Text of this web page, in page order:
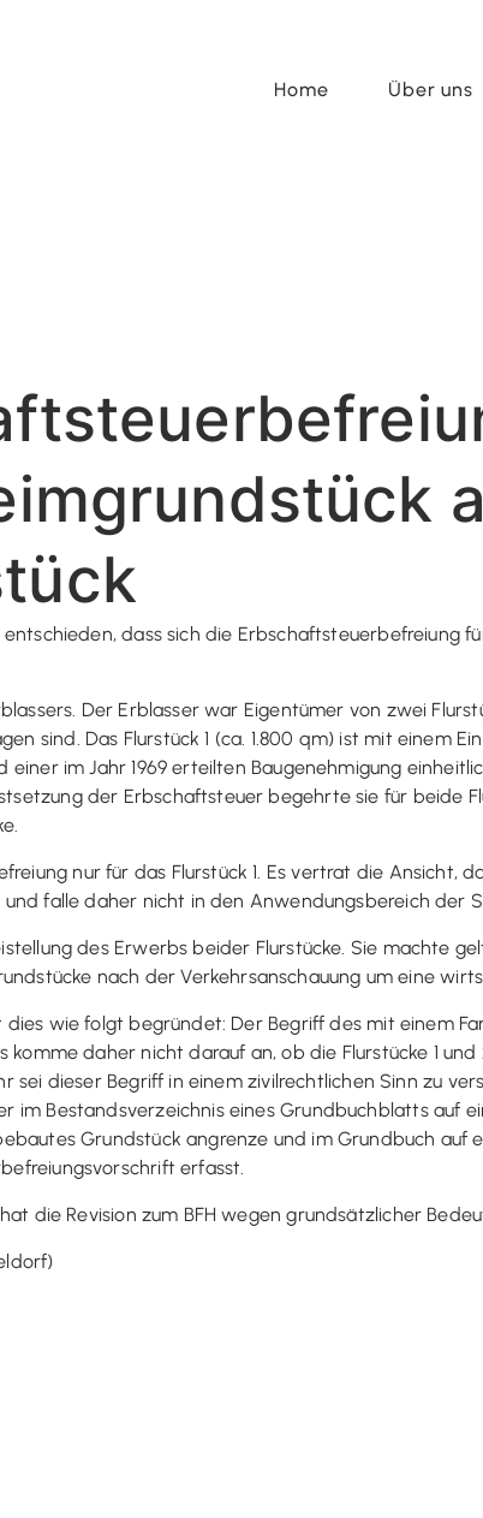
Home Über uns
dass sich die Erbschaftsteuerbefreiung
Der Erblasser war Eigentümer von zwei
sind. Das Flurstück 1 (ca. 1.800 qm) ist mit einem
einer im Jahr 1969 erteilten Baugenehmigung
der Erbschaftsteuer begehrte sie für beide
nur für das Flurstück 1. Es vertrat die Ansicht,
falle daher nicht in den Anwendungsbereich der
des Erwerbs beider Flurstücke. Sie machte
nach der Verkehrsanschauung um eine
wie folgt begründet: Der Begriff des mit einem
daher nicht darauf an, ob die Flurstücke 1
sei dieser Begriff in einem zivilrechtlichen Sinn zu
im Bestandsverzeichnis eines Grundbuchblatts auf
Grundstück angrenze und im Grundbuch
erfasst.
die Revision zum BFH wegen grundsätzlicher